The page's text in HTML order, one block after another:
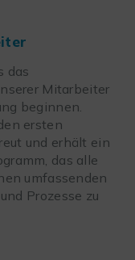
das
Mitarbeiter
beginnen.
ersten
und erhält ein
das alle
umfassenden
Prozesse zu